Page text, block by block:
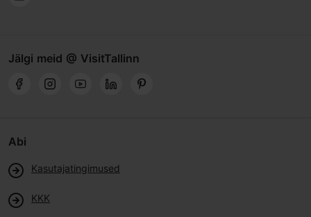
Jälgi meid @ VisitTallinn
Abi
Kasutajatingimused
KKK